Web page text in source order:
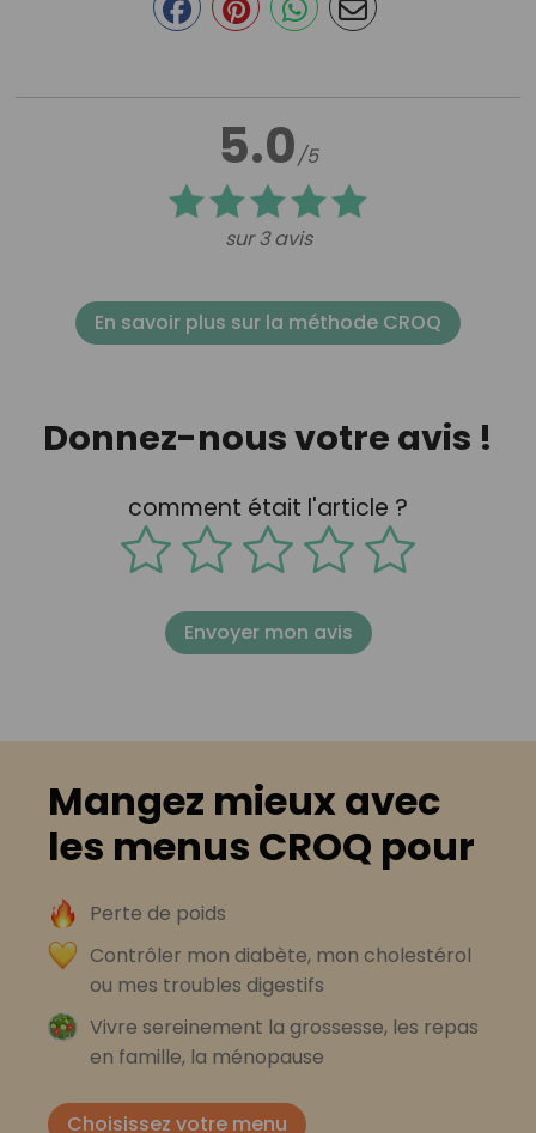
5.0/5
sur 3 avis
En savoir plus sur la méthode CROQ
Donnez-nous votre avis !
comment était l'article ?
Envoyer mon avis
Mangez mieux avec
les menus CROQ pour
Perte de poids
Contrôler mon diabète, mon cholestérol
ou mes troubles digestifs
Vivre sereinement la grossesse, les repas
en famille, la ménopause
Choisissez votre menu